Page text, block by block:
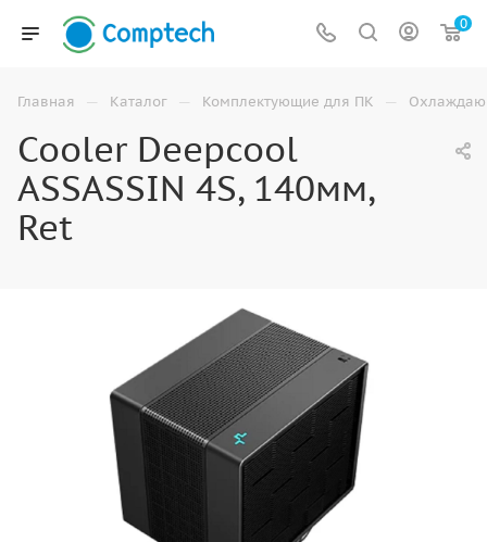
0
Главная — Каталог — Комплектующие для ПК —
Cooler Deepcool
ASSASSIN 4S, 140мм,
Ret